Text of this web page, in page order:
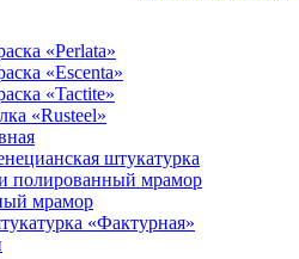
«Perlata»
«Escenta»
«Tactite»
«Rusteel»
штукатурка
полированный мрамор
мрамор
«Фактурная»